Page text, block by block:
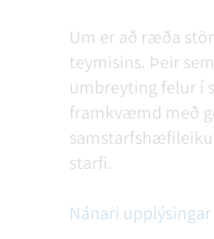
Um er að ræða
teymisins. Þeir
umbreyting felur í
framkvæmd með
starfi.
Nánari